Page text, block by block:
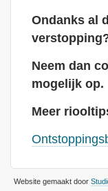
Ondanks al
Neem dan
mogelijk op.
Meer
Website gemaakt door